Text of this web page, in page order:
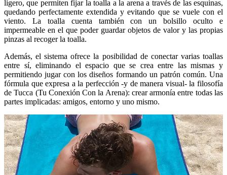
ligero, que permiten fijar la toalla a la arena a través de las esquinas,
quedando perfectamente extendida y evitando que se vuele con el
viento. La toalla cuenta también con un bolsillo oculto e
impermeable en el que poder guardar objetos de valor y las propias
pinzas al recoger la toalla.
Además, el sistema ofrece la posibilidad de conectar varias toallas
entre sí, eliminando el espacio que se crea entre las mismas y
permitiendo jugar con los diseños formando un patrón común. Una
fórmula que expresa a la perfección -y de manera visual- la filosofía
de Tucca (Tu Conexión Con la Arena): crear armonía entre todas las
partes implicadas: amigos, entorno y uno mismo.